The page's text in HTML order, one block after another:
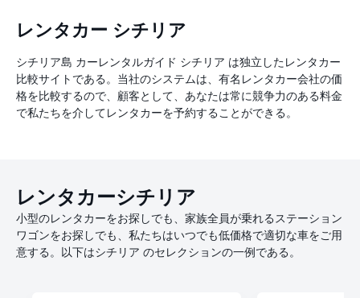
レンタカー シチリア
シチリア島 カーレンタルガイド シチリア は独立したレンタカー
比較サイトである。当社のシステムは、有名レンタカー会社の価
格を比較するので、顧客として、あなたは常に競争力のある料金
で私たちを介してレンタカーを予約することができる。
レンタカーシチリア
小型のレンタカーをお探しでも、家族全員が乗れるステーション
ワゴンをお探しでも、私たちはいつでも低価格で適切な車をご用
意する。以下はシチリア のセレクションの一例である。